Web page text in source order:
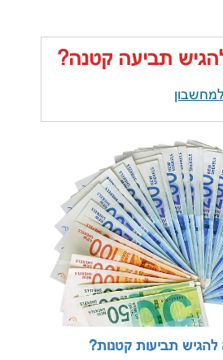
תביעה קטנה?
תביעות קטנות?